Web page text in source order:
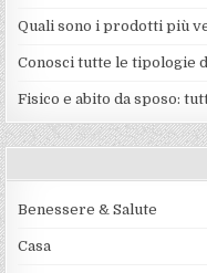
Quali sono i prodotti più
Conosci tutte le tipologie
Fisico e abito da sposo:
Benessere & Salute
Casa